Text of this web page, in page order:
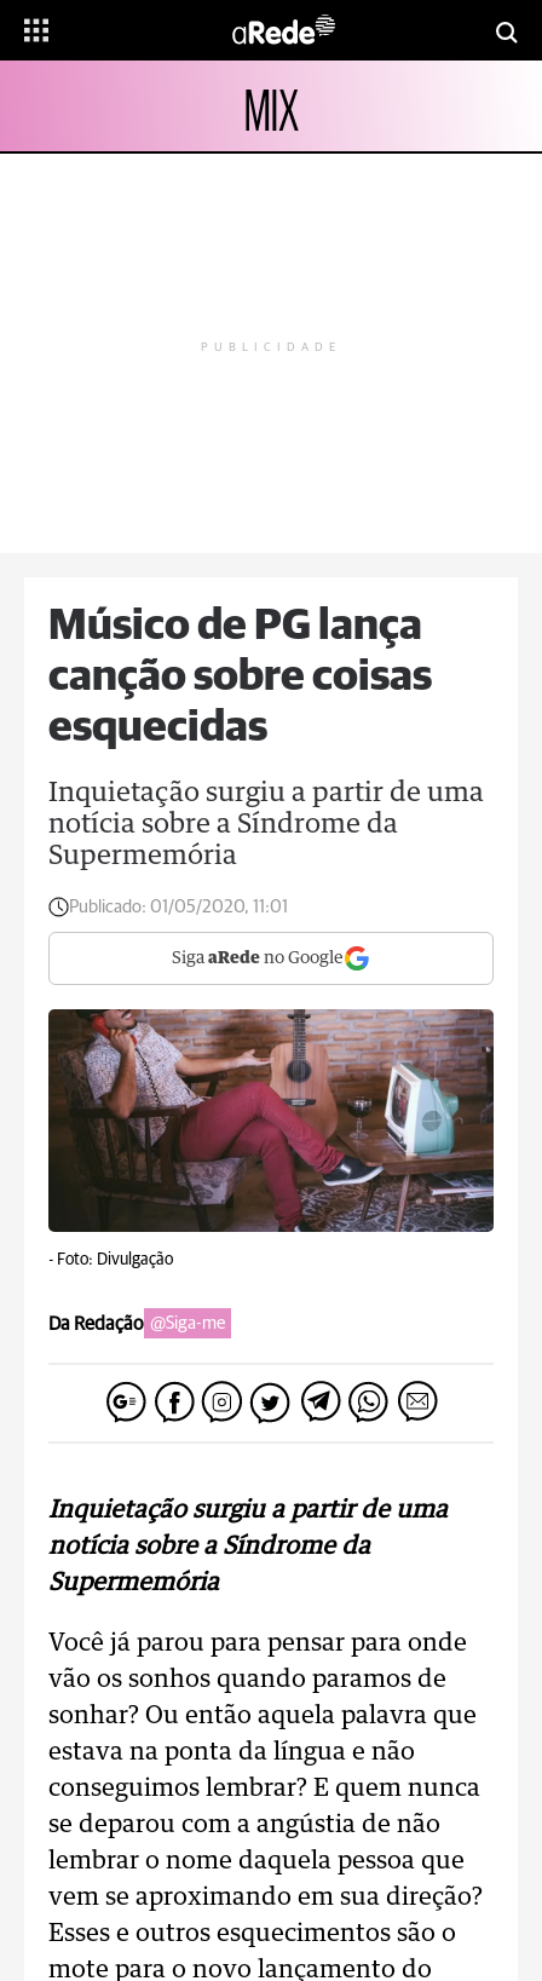
MIX
PUBLICIDADE
Músico de PG lança
canção sobre coisas
esquecidas
Inquietação surgiu a partir de uma
notícia sobre a Síndrome da
Supermemória
Publicado: 01/05/2020, 11:01
Siga aRede no Google
- Foto: Divulgação
Da Redação @Siga-me
Inquietação surgiu a partir de uma
notícia sobre a Síndrome da
Supermemória
Você já parou para pensar para onde
vão os sonhos quando paramos de
sonhar? Ou então aquela palavra que
estava na ponta da língua e não
conseguimos lembrar? E quem nunca
se deparou com a angústia de não
lembrar o nome daquela pessoa que
vem se aproximando em sua direção?
Esses e outros esquecimentos são o
mote para o novo lançamento do